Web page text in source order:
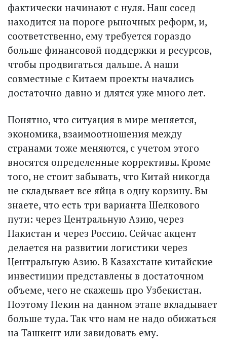
фактически начинают с нуля. Наш сосед
находится на пороге рыночных реформ, и,
соответственно, ему требуется гораздо
больше финансовой поддержки и ресурсов,
чтобы продвигаться дальше. А наши
совместные с Китаем проекты начались
достаточно давно и длятся уже много лет.
Понятно, что ситуация в мире меняется,
экономика, взаимоотношения между
странами тоже меняются, с учетом этого
вносятся определенные коррективы. Кроме
того, не стоит забывать, что Китай никогда
не складывает все яйца в одну корзину. Вы
знаете, что есть три варианта Шелкового
пути: через Центральную Азию, через
Пакистан и через Россию. Сейчас акцент
делается на развитии логистики через
Центральную Азию. В Казахстане китайские
инвестиции представлены в достаточном
объеме, чего не скажешь про Узбекистан.
Поэтому Пекин на данном этапе вкладывает
больше туда. Так что нам не надо обижаться
на Ташкент или завидовать ему.